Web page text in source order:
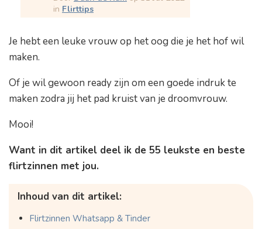
in Flirttips
Je hebt een leuke vrouw op het oog die je het hof wil
maken.
Of je wil gewoon ready zijn om een goede indruk te
maken zodra jij het pad kruist van je droomvrouw.
Mooi!
Want in dit artikel deel ik de 55 leukste en beste
flirtzinnen met jou.
Inhoud van dit artikel:
Flirtzinnen Whatsapp & Tinder